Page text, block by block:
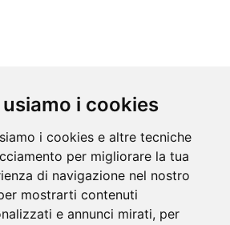
usiamo i cookies
i cookies e altre tecniche
per migliorare la tua
di navigazione nel nostro
mostrarti contenuti
e annunci mirati, per
Seguici su